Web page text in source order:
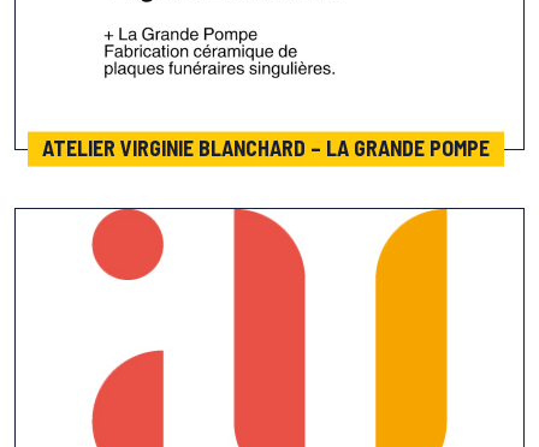
ATELIER VIRGINIE BLANCHARD – LA GRANDE POMPE